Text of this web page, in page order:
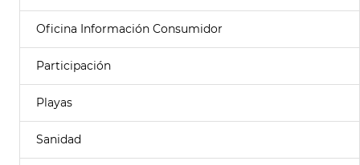
Oficina Información Consumidor
Participación
Playas
Sanidad